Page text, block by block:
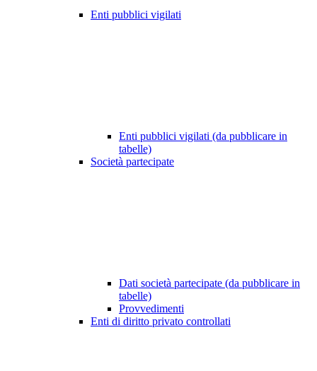
Enti pubblici vigilati
Enti pubblici vigilati (da pubblicare in
tabelle)
Società partecipate
Dati società partecipate (da pubblicare in
tabelle)
Provvedimenti
Enti di diritto privato controllati